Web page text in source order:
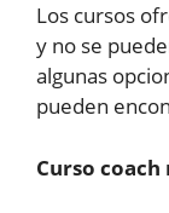
Los cursos
y no se
algunas
pueden
Curso